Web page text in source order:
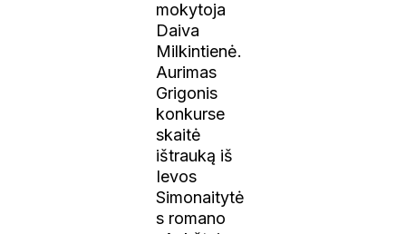
mokytoja
Daiva
Milkintienė.
Aurimas
Grigonis
konkurse
skaitė
ištrauką iš
Ievos
Simonaitytė
s romano